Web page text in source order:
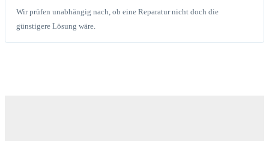
Wir prüfen unabhängig nach, ob eine Reparatur nicht doch die
günstigere Lösung wäre.